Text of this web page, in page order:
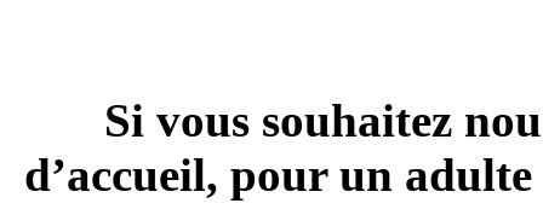
Si vous souhaitez
d’accueil, pour un